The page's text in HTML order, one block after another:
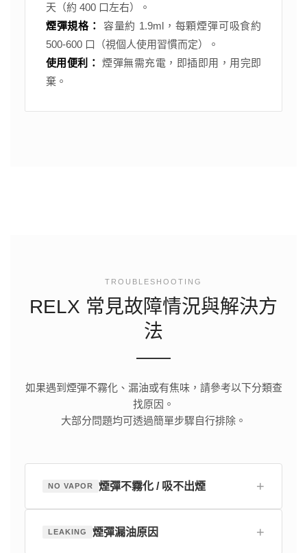
天（約 400 口左右）。
煙彈規格：
容量約 1.9ml，每顆煙彈可吸食約
500-600 口（視個人使用習慣而定）。
使用便利：
煙彈無需充電，即插即用，用完即
棄。
TROUBLESHOOTING
RELX 常見故障情況與解決方
法
如果遇到煙彈不霧化、漏油或有焦味，請參考以下分類查
找原因。
大部分問題均可透過簡單步驟自行排除。
NO VAPOR 煙彈不霧化 / 吸不出煙 +
LEAKING 煙彈漏油原因 +